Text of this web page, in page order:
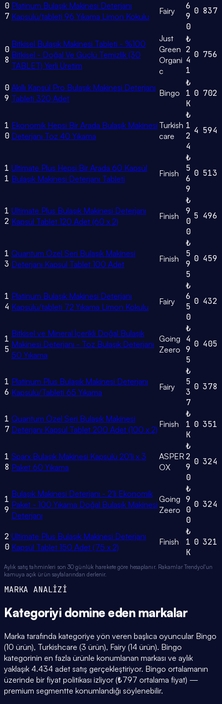
0
7
Platinum Bulaşık Makinesi Deterjanı
Kapsülü/tableti 96 Yıkama Limon Kokulu
Fairy
6
9
0
0 837
0
8
Bitkisel Bulaşık Makinesi Tableti - %100
Bitkisel - Doğal Ve Güçlü Temizlik (30
TABLET) Yerli Üretim
Just
Green
Organi
c
₺
2
4
1
0 756
0
9
Akıllı Kapsül Pro Bulaşık Makinesi Deterjanı
Tableti 320 Adet
Bingo
₺
1
K
0 702
1
0
Ekonomik Hepsi Bir Arada Bulaşık Makinesi
Deterjanı Toz 40 Yıkama
Turkish
care
₺
1
2
4
4 594
1
1
Ultimate Plus Hepsi Bir Arada 60 Kapsül
Bulaşık Makinesi Deterjanı Tableti
Finish
₺
5
6
9
0 513
1
2
Ultimate Plus Bulaşık Makinesi Deterjanı
Kapsül Tablet 120 Adet (60 x 2)
Finish
₺
9
0
0
5 496
1
3
Quantum Özel Seri Bulaşık Makinesi
Deterjanı Kapsül Tablet 100 Adet
Finish
₺
5
9
5
0 459
1
4
Platinum Bulaşık Makinesi Deterjanı
Kapsülü/tableti 72 Yıkama Limon Kokulu
Fairy
₺
6
5
0
0 432
1
5
Bitkisel ve Mineral İçerikli Doğal Bulaşık
Makinesi Deterjanı - Toz Bulaşık Deterjanı
50 Yıkama
Going
Zeero
₺
4
9
5
0 405
1
6
Platinum Plus Bulaşık Makinesi Deterjanı
Kapsülü/Tableti 65 Yıkama
Fairy
₺
5
3
7
0 378
1
7
Quantum Özel Seri Bulaşık Makinesi
Deterjanı Kapsül Tablet 200 Adet (100 x 2)
Finish
₺
1
K
0 351
1
8
Sparx Bulaşık Makinesi Kapsülü 20'li x 3
Paket 60 Yıkama
ASPER
OX
₺
2
9
0
0 324
1
9
Bulaşık Makinesi Deterjanı - 2'li Ekonomik
Paket - 100 Yıkama Doğal Bulaşık Makinesi
Deterjanı
Going
Zeero
₺
9
0
0
0 324
2
0
Ultimate Plus Bulaşık Makinesi Deterjanı
Kapsül Tablet 150 Adet (75 x 2)
Finish
₺
1
K
0 321
Aylık satış tahminleri son 30 günlük harekete göre hesaplanır. Rakamlar Trendyol'un
kamuya açık ürün sayfalarından derlenir.
MARKA ANALİZİ
Kategoriyi domine eden markalar
Marka tarafında kategoriye yön veren başlıca oyuncular Bingo
(10 ürün), Turkishcare (3 ürün), Fairy (14 ürün). Bingo
kategorinin en fazla ürünle konumlanan markası ve aylık
yaklaşık 4.434 adet satış gerçekleştiriyor. Bingo ortalamanın
üzerinde bir fiyat politikası izliyor (₺797 ortalama fiyat) —
premium segmentte konumlandığı söylenebilir.